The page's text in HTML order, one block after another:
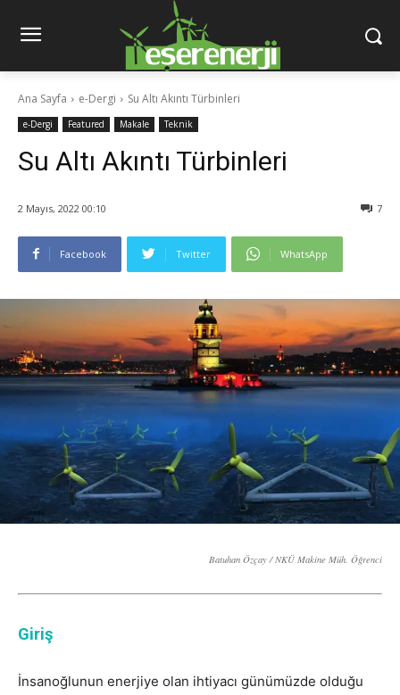
Ana Sayfa e-Dergi Su Altı Akıntı Türbinleri
e-Dergi Featured Makale Teknik
Su Altı Akıntı Türbinleri
2 Mayıs, 2022 00:10 7
Facebook Twitter WhatsApp
Batuhan Özçay / NKÜ Makine Müh. Öğrenci
Giriş
İnsanoğlunun enerjiye olan ihtiyacı günümüzde olduğu